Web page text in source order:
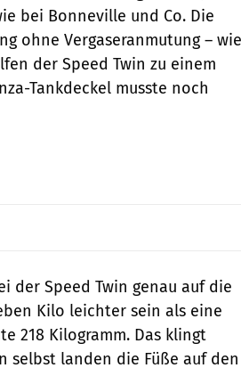
bei Bonneville und Co. Die
ohne Vergaseranmutung – wie
der Speed Twin zu einem
Tankdeckel musste noch
der Speed Twin genau auf die
Kilo leichter sein als eine
218 Kilogramm. Das klingt
selbst landen die Füße auf den